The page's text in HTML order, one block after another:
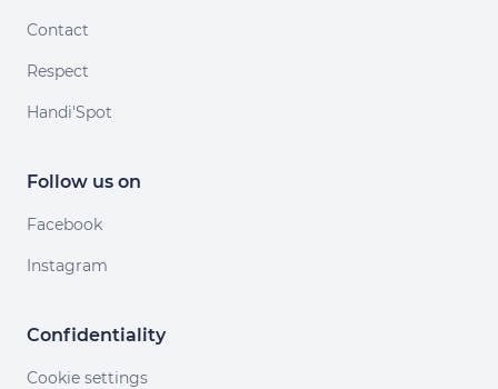
Contact
Respect
Handi'Spot
Follow us on
Facebook
Instagram
Confidentiality
Cookie settings